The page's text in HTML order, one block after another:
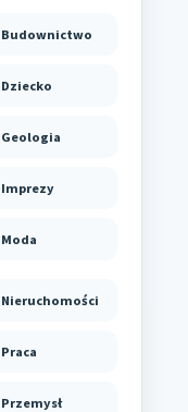
Budownictwo
Dziecko
Geologia
Imprezy
Moda
Nieruchomości
Praca
Przemysł